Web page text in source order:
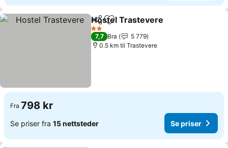
Del Legg til i favoritter
Hostel Trastevere
2 Stjerner
7,7 Bra
5 779
0.5 km til Trastevere
Fra 798 kr
Se priser fra 15 nettsteder Se priser